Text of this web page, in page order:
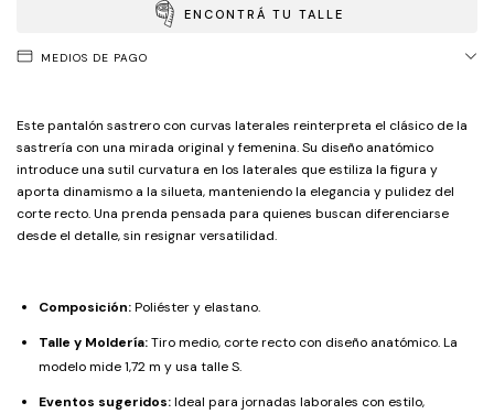
ENCONTRÁ TU TALLE
MEDIOS DE PAGO
Este pantalón sastrero con curvas laterales reinterpreta el clásico de la
sastrería con una mirada original y femenina. Su diseño anatómico
introduce una sutil curvatura en los laterales que estiliza la figura y
aporta dinamismo a la silueta, manteniendo la elegancia y pulidez del
corte recto. Una prenda pensada para quienes buscan diferenciarse
desde el detalle, sin resignar versatilidad.
Composición:Poliéster y elastano.
Talle y Moldería:Tiro medio, corte recto con diseño anatómico. La
modelo mide 1,72 m y usa talle S.
Eventos sugeridos:Ideal para jornadas laborales con estilo,